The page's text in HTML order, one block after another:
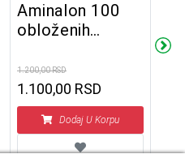
Aminalon 100
obloženih
1.200,00 RSD
1.100,00 RSD
Dodaj U Korpu